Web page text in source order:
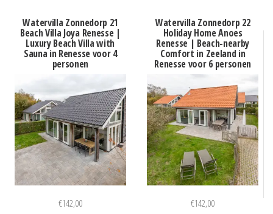
Watervilla Zonnedorp 21
Beach Villa Joya Renesse |
Luxury Beach Villa with
Sauna in Renesse voor 4
personen
€142,00
Watervilla Zonnedorp 22
Holiday Home Anoes
Renesse | Beach-nearby
Comfort in Zeeland in
Renesse voor 6 personen
€142,00